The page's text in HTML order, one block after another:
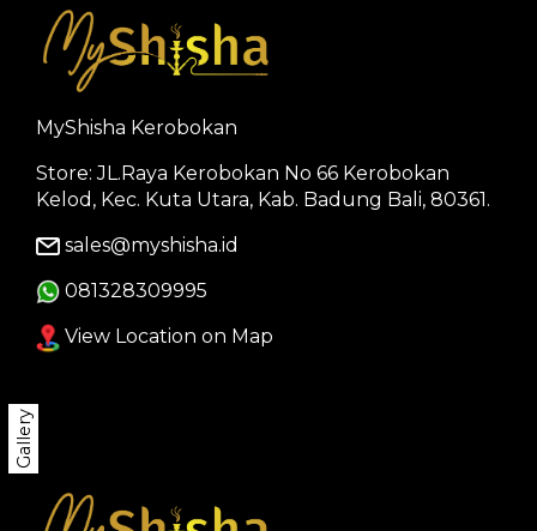
Gallery
MyShisha Kerobokan
Store: JL.Raya Kerobokan No 66 Kerobokan
Kelod, Kec. Kuta Utara, Kab. Badung Bali, 80361.
sales@myshisha.id
081328309995
View Location on Map